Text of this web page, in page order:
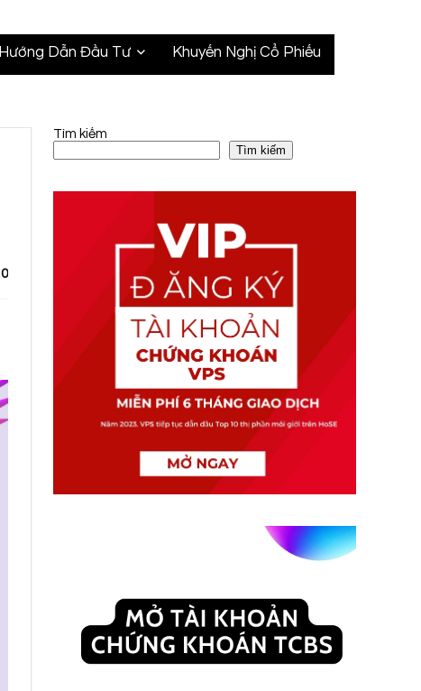
Hướng Dẫn Đầu Tư Khuyến Nghị Cổ Phiếu
0
Tìm kiếm
Tìm kiếm